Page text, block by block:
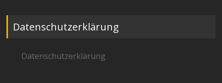
Datenschutzerklärung
Datenschutzerklärung